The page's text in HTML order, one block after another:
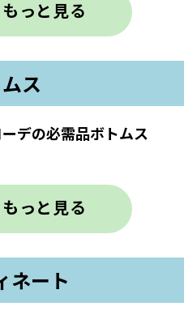
っと見る
ス
デの必需品ボトムス
っと見る
ネート